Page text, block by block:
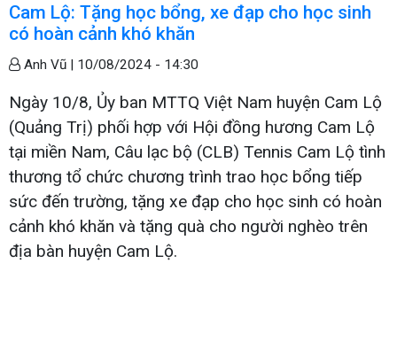
Cam Lộ: Tặng học bổng, xe đạp cho học sinh
có hoàn cảnh khó khăn
Anh Vũ | 10/08/2024 - 14:30
Ngày 10/8, Ủy ban MTTQ Việt Nam huyện Cam Lộ
(Quảng Trị) phối hợp với Hội đồng hương Cam Lộ
tại miền Nam, Câu lạc bộ (CLB) Tennis Cam Lộ tình
thương tổ chức chương trình trao học bổng tiếp
sức đến trường, tặng xe đạp cho học sinh có hoàn
cảnh khó khăn và tặng quà cho người nghèo trên
địa bàn huyện Cam Lộ.